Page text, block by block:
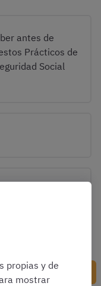
antes de
Prácticos de
Social
propias y de
mostrar